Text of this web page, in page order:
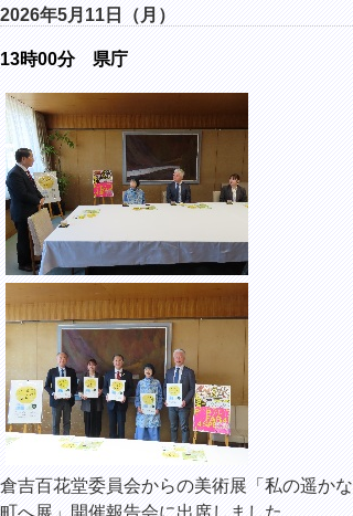
2026年5月11日（月）
13時00分 県庁
倉吉百花堂委員会からの美術展「私の遥かな
町へ展」開催報告会に出席しました。